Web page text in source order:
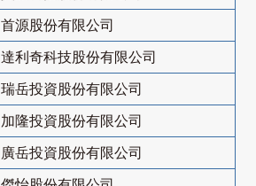
首源股份有限公司
達利奇科技股份有限公司
瑞岳投資股份有限公司
加隆投資股份有限公司
廣岳投資股份有限公司